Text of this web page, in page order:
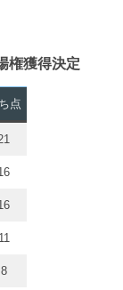
権獲得決定
点
11
8